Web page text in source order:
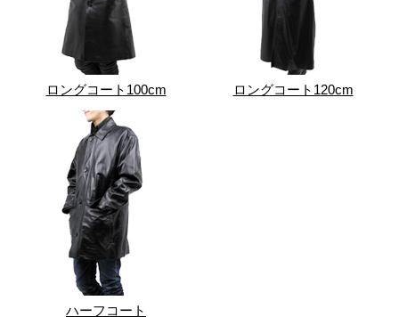
ロングコート100cm ロングコート120cm
ハーフコート